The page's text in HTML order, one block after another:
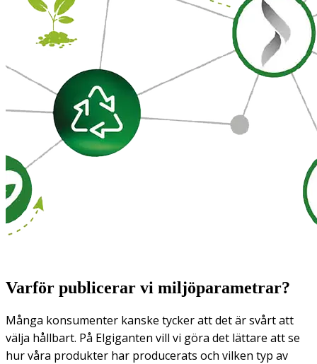
Varför publicerar vi miljöparametrar?
Många konsumenter kanske tycker att det är svårt att
välja hållbart. På Elgiganten vill vi göra det lättare att se
hur våra produkter har producerats och vilken typ av